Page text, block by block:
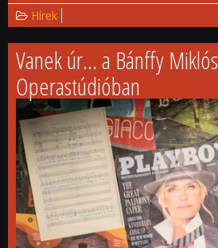
Hírek
Vanek úr… a Bánffy Miklós
Operastúdióban